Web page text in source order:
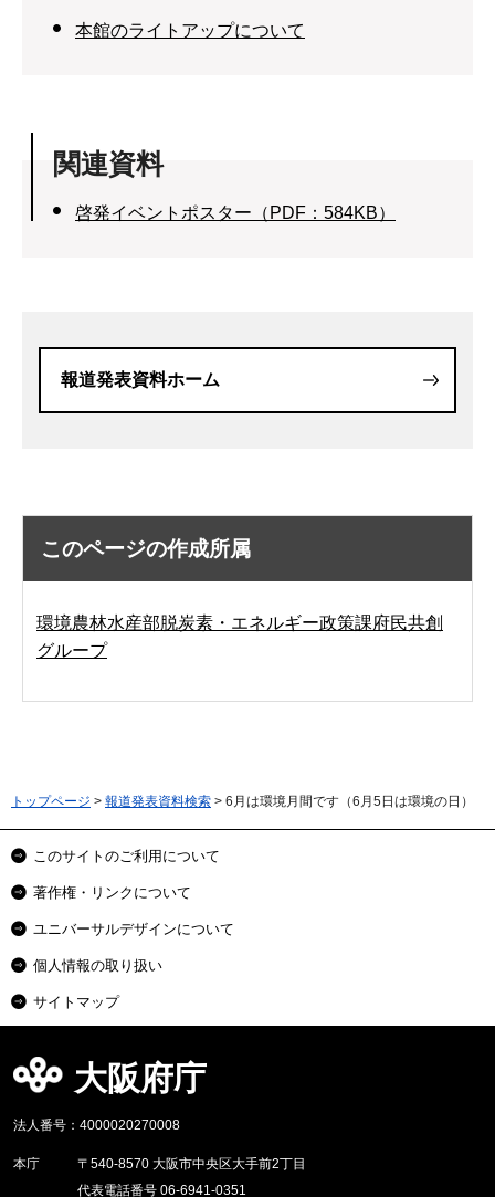
本館のライトアップについて
関連資料
啓発イベントポスター（PDF：584KB）
報道発表資料ホーム
このページの作成所属
環境農林水産部脱炭素・エネルギー政策課府民共創
グループ
トップページ > 報道発表資料検索 > 6月は環境月間です（6月5日は環境の日）
このサイトのご利用について
著作権・リンクについて
ユニバーサルデザインについて
個人情報の取り扱い
サイトマップ
大阪府庁
法人番号：4000020270008
本庁
〒540-8570 大阪市中央区大手前2丁目
代表電話番号 06-6941-0351